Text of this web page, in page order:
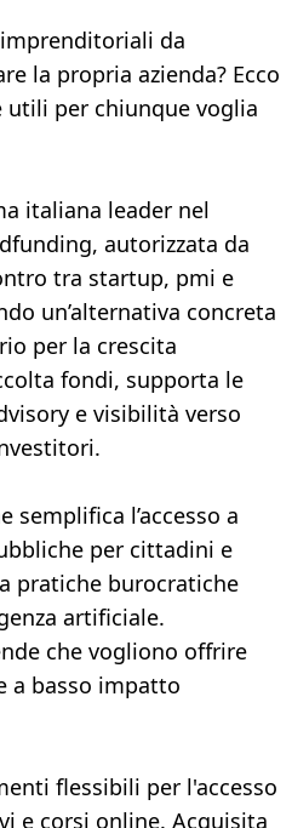
da
la propria azienda? Ecco
per chiunque voglia
italiana leader nel
autorizzata da
tra startup, pmi e
un’alternativa concreta
per la crescita
fondi, supporta le
e visibilità verso
semplifica l’accesso a
per cittadini e
pratiche burocratiche
artificiale.
che vogliono offrire
a basso impatto
flessibili per l'accesso
e corsi online. Acquisita